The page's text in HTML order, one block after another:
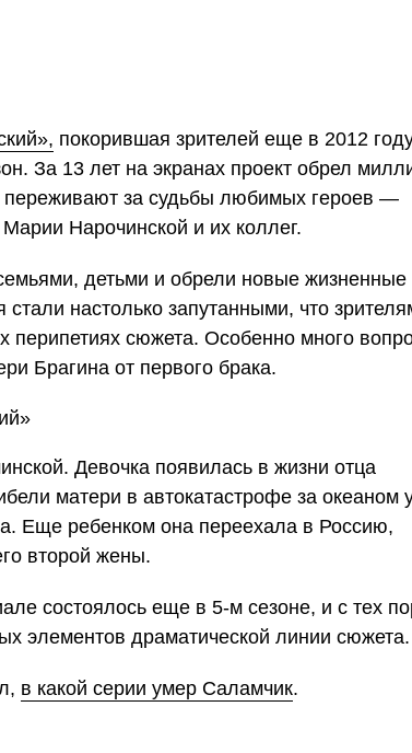
покорившая зрителей еще в 2012
За 13 лет на экранах проект обрел
переживают за судьбы любимых героев —
Нарочинской и их коллег.
детьми и обрели новые жизненные
настолько запутанными, что
перипетиях сюжета. Особенно много
Брагина от первого брака.
Девочка появилась в жизни отца
матери в автокатастрофе за океаном
Еще ребенком она переехала в Россию,
второй жены.
состоялось еще в 5-м сезоне, и с тех
элементов драматической линии сюжета.
в какой серии умер Саламчик.